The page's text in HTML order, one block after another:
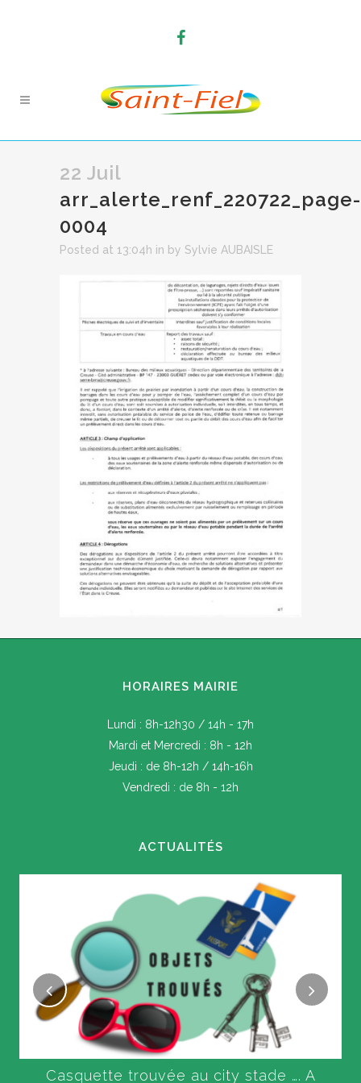
22 Juil
arr_alerte_renf_220722_page-
0004
Posted at 13:04h in by Sylvie AUBAISLE
HORAIRES MAIRIE
Lundi : 8h-12h30 / 14h - 17h
Mardi et Mercredi : 8h - 12h
Jeudi : de 8h-12h / 14h-16h
Vendredi : de 8h - 12h
ACTUALITÉS
Casquette trouvée au city stade …. A